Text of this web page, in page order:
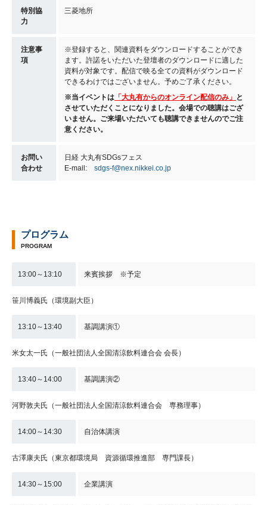
特別協
力
三菱地所
注意事
項
※登録すると、関連資料をダウンロードすることができ
ます。許諾をいただいた登壇者のダウンロードに適した
資料が対象です。配信で映る全ての資料がダウンロード
できるわけではございません。予めご了承ください。
※当イベントは 「大丸有からのオンライン配信のみ」 と
させていただくことになりました。会場での聴講はござ
いません。ご来場いただいても聴講できませんのでご注
意ください。
お問い
合わせ
日経 大丸有SDGsフェス
E-mail: sdgs-f@nex.nikkei.co.jp
プログラム
PROGRAM
13:00～13:10 来賓挨拶 ※予定
笹川博義氏（環境副大臣）
13:10～13:40 基調講演①
米女太一氏（一般社団法人全国清涼飲料連合会 会長）
13:40～14:00 基調講演②
河野敦夫氏（一般社団法人全国清涼飲料連合会 専務理事）
14:00～14:30 自治体講演
古澤康夫氏（東京都環境局 資源循環推進部 専門課長）
14:30～15:00 企業講演